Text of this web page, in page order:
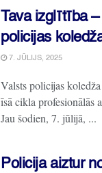
Tava izglītība
policijas
7. JŪLIJS, 2025
Valsts policijas
īsā cikla profesionālās
Jau šodien, 7. jūlijā, ...
Policija aiztur